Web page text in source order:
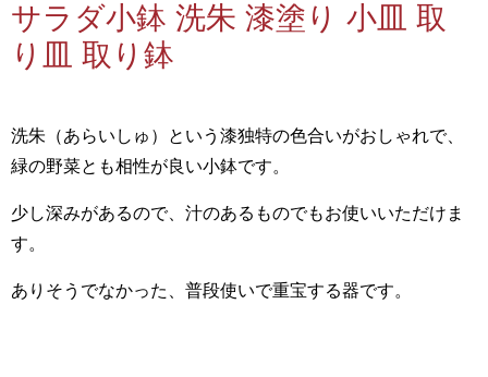
サラダ小鉢 洗朱 漆塗り 小皿 取
り皿 取り鉢
洗朱（あらいしゅ）という漆独特の色合いがおしゃれで、
緑の野菜とも相性が良い小鉢です。
少し深みがあるので、汁のあるものでもお使いいただけま
す。
ありそうでなかった、普段使いで重宝する器です。